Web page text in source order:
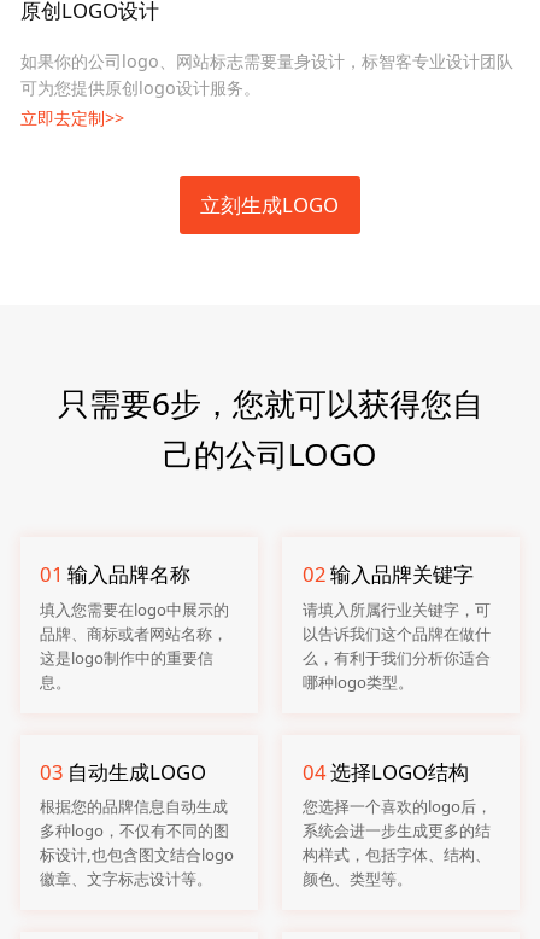
原创LOGO设计
如果你的公司logo、网站标志需要量身设计，标智客专业设计团队
可为您提供原创logo设计服务。
立即去定制>>
立刻生成LOGO
只需要6步，您就可以获得您自
己的公司LOGO
01 输入品牌名称
填入您需要在logo中展示的
品牌、商标或者网站名称，
这是logo制作中的重要信
息。
02输入品牌关键字
请填入所属行业关键字，可
以告诉我们这个品牌在做什
么，有利于我们分析你适合
哪种logo类型。
03 自动生成LOGO
根据您的品牌信息自动生成
多种logo，不仅有不同的图
标设计,也包含图文结合logo
徽章、文字标志设计等。
04选择LOGO结构
您选择一个喜欢的logo后，
系统会进一步生成更多的结
构样式，包括字体、结构、
颜色、类型等。